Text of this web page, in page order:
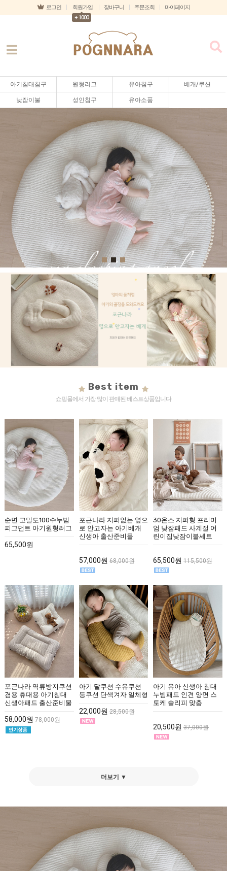
로그인
회원가입
+ 1000
장바구니 주문조회 마이페이지
아기침대침구 원형러그 유아침구 베개/쿠션
낮잠이불 성인침구 유아소품
Best item
쇼핑몰에서 가장 많이 판매된 베스트상품입니다
순면 고밀도100수누빔
피그먼트 아기원형러그
65,500원
포근나라 지퍼없는 옆으
로 안고자는 아기베개
신생아 출산준비물
57,000원 68,000원
30온스 지퍼형 프리미
엄 낮잠패드 사계절 어
린이집낮잠이불세트
65,500원 115,500원
포근나라 역류방지쿠션
겸용 휴대용 아기침대
신생아패드 출산준비물
58,000원 78,000원
아기 달쿠션 수유쿠션
등쿠션 단색겨자 일체형
22,000원 28,500원
아기 유아 신생아 침대
누빔패드 인견 양면 스
토케 슬리피 맞춤
20,500원 37,000원
더보기 ▼